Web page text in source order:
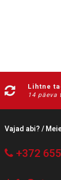
Lihtne
14 päeva
Vajad abi? /
+372